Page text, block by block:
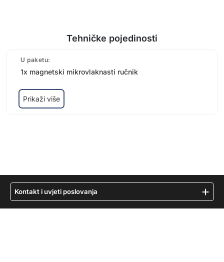
Tehničke pojedinosti
U paketu:
1x magnetski mikrovlaknasti ručnik
Prikaži više
Kontakt i uvjeti poslovanja